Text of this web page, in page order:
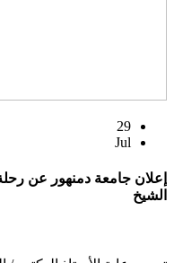
29
Jul
إعلان جامعة دمنهور عن
الشيخ